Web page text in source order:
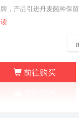
牌，产品引进丹麦菌种保
读
前往购买